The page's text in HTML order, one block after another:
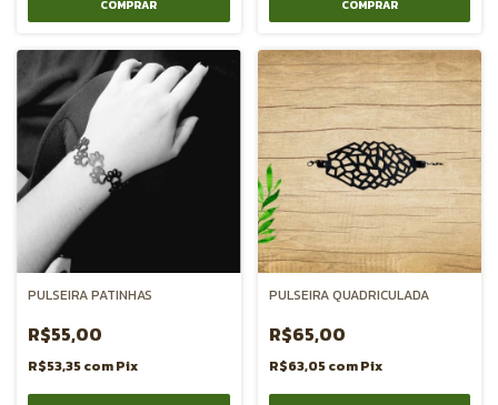
PULSEIRA PATINHAS
R$55,00
R$53,35comPix
PULSEIRA QUADRICULADA
R$65,00
R$63,05comPix